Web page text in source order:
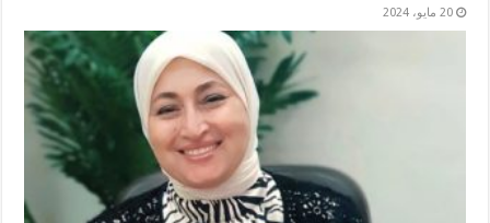
20 مايو، 2024